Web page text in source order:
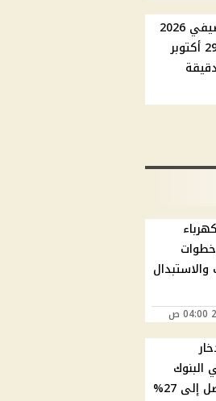
انتهاء التوقيت الصيفي 2026
في مصر الخميس 29 أكتوبر
وتأخير الساعة 60 دقيقة
2026 في البنوك
المصرية.. عوائد تصل إلى 27%